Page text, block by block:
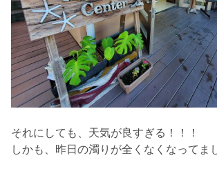
それにしても、天気が良すぎる！！！
しかも、昨日の濁りが全くなくなってま